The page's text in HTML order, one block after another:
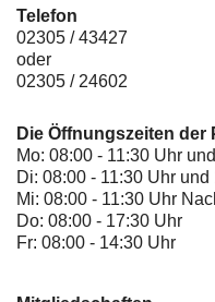
Telefon
02305 / 43427
oder
02305 / 24602
Die Öffnungszeiten der
Mo: 08:00 - 11:30 Uhr
Di: 08:00 - 11:30 Uhr
Mi: 08:00 - 11:30 Uhr
Do: 08:00 - 17:30 Uhr
Fr: 08:00 - 14:30 Uhr